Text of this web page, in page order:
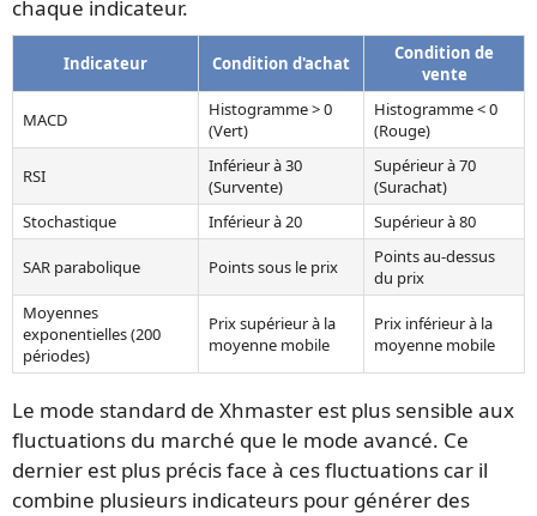
chaque indicateur.
Indicateur Condition d'achat
Condition de
vente
MACD
Histogramme > 0
(Vert)
Histogramme < 0
(Rouge)
RSI
Inférieur à 30
(Survente)
Supérieur à 70
(Surachat)
Stochastique
Inférieur à 20 Supérieur à 80
SAR parabolique Points sous le prix
Points au-dessus
du prix
Moyennes
exponentielles (200
périodes)
Prix supérieur à la
moyenne mobile
Prix inférieur à la
moyenne mobile
Le mode standard de Xhmaster est plus sensible aux
fluctuations du marché que le mode avancé. Ce
dernier est plus précis face à ces fluctuations car il
combine plusieurs indicateurs pour générer des